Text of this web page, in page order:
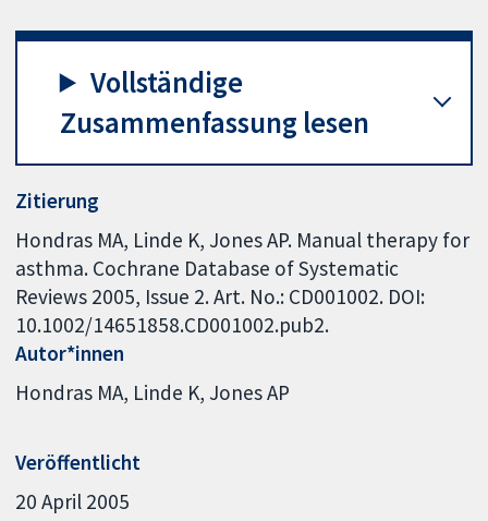
Vollständige
Zusammenfassung lesen
Zitierung
Hondras MA, Linde K, Jones AP. Manual therapy for
asthma. Cochrane Database of Systematic
Reviews 2005, Issue 2. Art. No.: CD001002. DOI:
10.1002/14651858.CD001002.pub2.
Autor*innen
Hondras MA Linde K Jones AP
Veröffentlicht
20 April 2005